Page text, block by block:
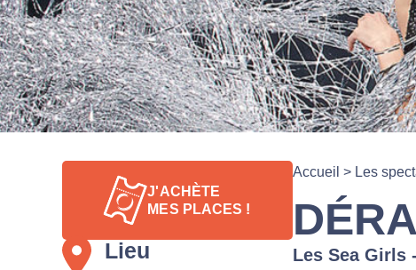
J'ACHÈTE
MES PLACES !
Lieu
Accueil > Les
Les Sea Girls